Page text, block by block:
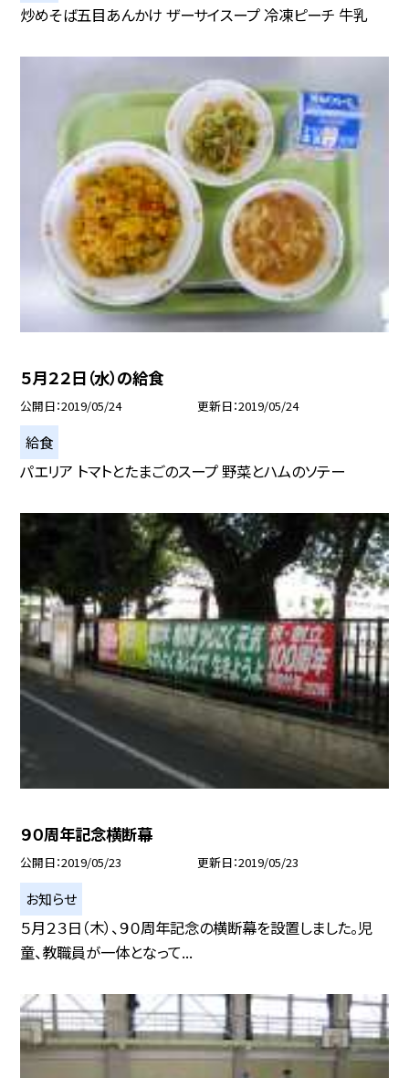
炒めそば五目あんかけ ザーサイスープ 冷凍ピーチ 牛乳
５月２２日（水）の給食
公開日 2019/05/24 更新日 2019/05/24
給食
パエリア トマトとたまごのスープ 野菜とハムのソテー
９０周年記念横断幕
公開日 2019/05/23 更新日 2019/05/23
お知らせ
５月２３日（木）、９０周年記念の横断幕を設置しました。児
童、教職員が一体となって...